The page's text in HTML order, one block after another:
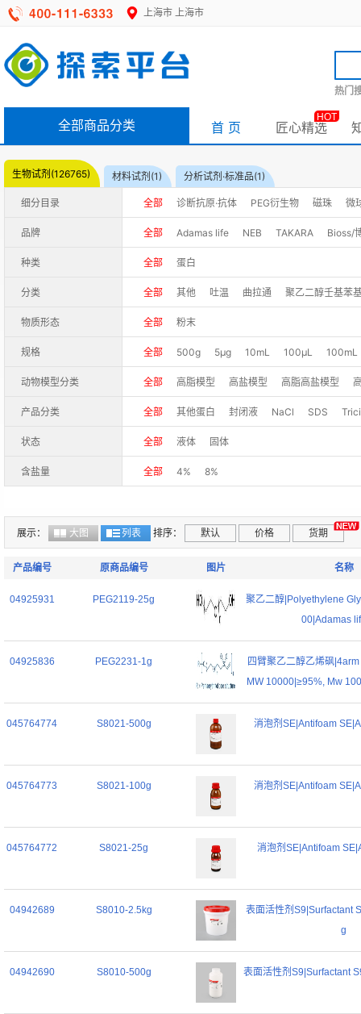
上海市 上海市
热门
全部商品分类 首 页 匠心精选
HOT
生物试剂(126765) 材料试剂(1) 分析试剂·标准品(1)
细分目录 全部 诊断抗原·抗体 PEG衍生物 磁珠 微
品牌 全部 Adamas life NEB TAKARA
Bioss/
BestBio/贝博生物
UE landy/优逸兰迪（原Axygen）
emerther/医
Beyotime/碧云天
COINVENT/可英维
CST
Fubio/复百澳
Solarbio/索莱宝
SparkJade/思科捷
种类 全部 蛋白
分类 全部 其他 吐温 曲拉通 聚乙二醇壬基苯
物质形态 全部 粉末
规格 全部 500g 5μg 10mL 100μL
100mL
50mL
200mg 250mg 250g 500mg
100T
100mg 2kg 1MU 5MU 10MU
动物模型分类 全部 高脂模型 高盐模型 高脂高盐模型
产品分类 全部 其他蛋白 封闭液 NaCl SDS
细胞凋亡
酶抑制剂
EDTA
衣霉素 细胞周期 EGTA
蛋白变性
巨噬细胞清除
赤霉素 强力霉素
博莱霉素
蔗糖
植物组织培养 甘露醇 信号通路
有
状态 全部 液体 固体
含盐量 全部 4% 8%
展示： 大图 列表 排序： 默认 价格 货期
产品编号 原商品编号 图片 名称
04925931 PEG2119-25g
聚乙二醇|Polyethylene
00|Adamas
04925836 PEG2231-1g
四臂聚乙二醇乙烯砜
MW 10000|≥95%, Mw
045764774 S8021-500g 消泡剂SE|Antifoam
045764773 S8021-100g 消泡剂SE|Antifoam
045764772 S8021-25g 消泡剂SE|Antifoam
04942689 S8010-2.5kg
表面活性剂S9|Surfactant
g
04942690 S8010-500g 表面活性剂S9|Surfactant